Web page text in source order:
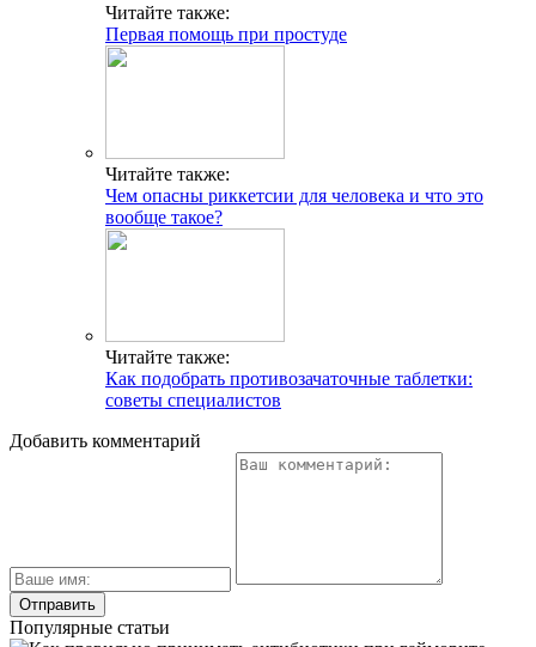
Читайте также:
Первая помощь при простуде
Читайте также:
Чем опасны риккетсии для человека и что это
вообще такое?
Читайте также:
Как подобрать противозачаточные таблетки:
советы специалистов
Добавить комментарий
Популярные статьи